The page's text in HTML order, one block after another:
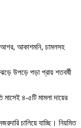
আগর, আকাশমনি, চামলসহ
উপড়ে পড়া প্রায় শতবর্ষী
৪-৫টি মামলা দায়ের
চালিয়ে যাচ্ছি। নিয়মিত